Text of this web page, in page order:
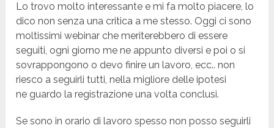
Lo trovo molto interessante e mi fa molto piacere, lo
dico non senza una critica a me stesso. Oggi ci sono
moltissimi webinar che meriterebbero di essere
seguiti, ogni giorno me ne appunto diversi e poi o si
sovrappongono o devo finire un lavoro, ecc.. non
riesco a seguirli tutti, nella migliore delle ipotesi
ne guardo la registrazione una volta conclusi.
Se sono in orario di lavoro spesso non posso seguirli